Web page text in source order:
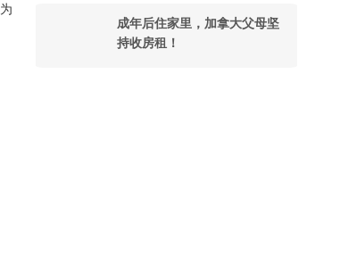
成年后住家里，加拿大父母坚
持收房租！